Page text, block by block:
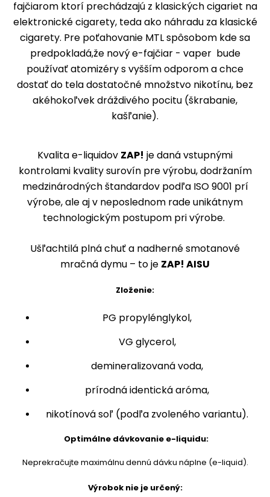
fajčiarom ktorí prechádzajú z klasických cigariet na
elektronické cigarety, teda ako náhradu za klasické
cigarety. Pre poťahovanie MTL spôsobom kde sa
predpokladá,že nový e-fajčiar - vaper bude
používať atomizéry s vyšším odporom a chce
dostať do tela dostatočné množstvo nikotínu, bez
akéhokoľvek dráždivého pocitu (škrabanie,
kašľanie).
Kvalita e-liquidov ZAP! je daná vstupnými
kontrolami kvality surovín pre výrobu, dodržaním
medzinárodných štandardov podľa ISO 9001 prí
výrobe, ale aj v neposlednom rade unikátnym
technologickým postupom pri výrobe.
Ušľachtilá plná chuť a nadherné smotanové
mračná dymu – to je ZAP! AISU
Zloženie:
PG propylénglykol,
VG glycerol,
demineralizovaná voda,
prírodná identická aróma,
nikotínová soľ (podľa zvoleného variantu).
Optimálne dávkovanie e-liquidu:
Neprekračujte maximálnu dennú dávku náplne (e-liquid).
Výrobok nie je určený: